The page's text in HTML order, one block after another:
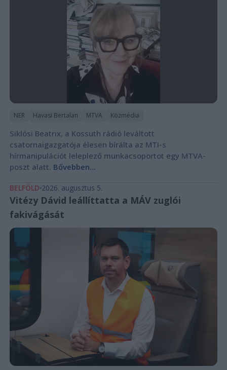
NER Havasi Bertalan MTVA Közmédia
Siklósi Beatrix, a Kossuth rádió leváltott
csatornaigazgatója élesen bírálta az MTI-s
hírmanipulációt leleplező munkacsoportot egy MTVA-
poszt alatt. Bővebben...
BELFÖLD 2026. augusztus 5.
Vitézy Dávid leállíttatta a MÁV zuglói
fakivágását